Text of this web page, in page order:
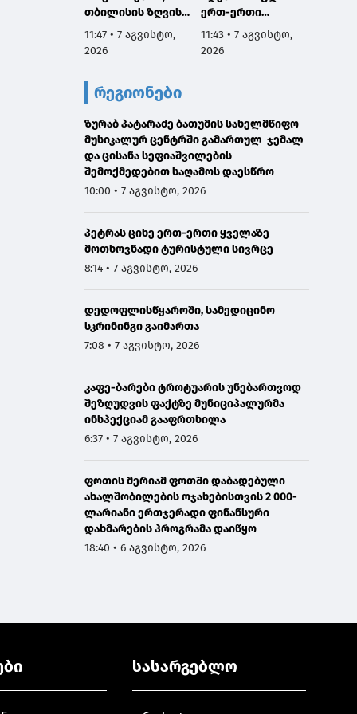
თბილისის ზღვის
მიმდებარე
ტერიტორიაზე
11:47 • 7 აგვისტო,
2026
ერთ-ერთი
პირველი ქვეყანა,
რომელიც
პროგრამაში
დანერგავს
11:43 • 7 აგვისტო,
2026
რეგიონები
ზურაბ პატარაძე ბათუმის სახელმწიფო
მუსიკალურ ცენტრში გამართულ ჯემალ
და ცისანა სეფიაშვილების
შემოქმედებით საღამოს დაესწრო
10:00 • 7 აგვისტო, 2026
პეტრას ციხე ერთ-ერთი ყველაზე
მოთხოვნადი ტურისტული სივრცე
8:14 • 7 აგვისტო, 2026
დედოფლისწყაროში, სამედიცინო
სკრინინგი გაიმართა
7:08 • 7 აგვისტო, 2026
კაფე-ბარები ტროტუარის უნებართვოდ
შეზღუდვის ფაქტზე მუნიციპალურმა
ინსპექციამ გააფრთხილა
6:37 • 7 აგვისტო, 2026
ფოთის მერიამ ფოთში დაბადებული
ახალშობილების ოჯახებისთვის 2 000-
ლარიანი ერთჯერადი ფინანსური
დახმარების პროგრამა დაიწყო
18:40 • 6 აგვისტო, 2026
სასარგებლო